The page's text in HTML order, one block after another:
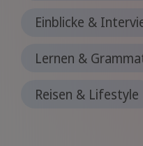
Einblicke &
Lernen &
Reisen & Lifestyle